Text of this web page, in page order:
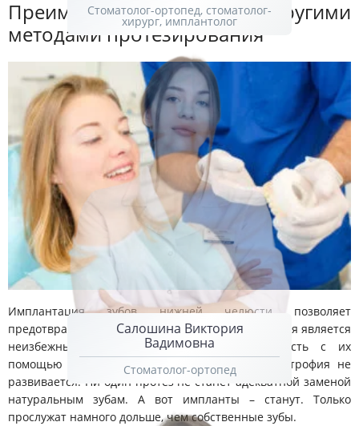
Стоматолог-ортопед, стоматолог-
хирург, имплантолог
Салошина Виктория
Вадимовна
Стоматолог-ортопед
Преимущества перед другими
методами протезирования
Имплантация зубов нижней челюсти позволяет
предотвратить разрушение костной ткани, которая является
неизбежным последствием при адентии. Кость с их
помощью получает необходимую нагрузку, а атрофия не
развивается. Ни один протез не станет адекватной заменой
натуральным зубам. А вот импланты – станут. Только
прослужат намного дольше, чем собственные зубы.